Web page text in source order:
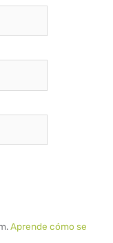
Aprende cómo se